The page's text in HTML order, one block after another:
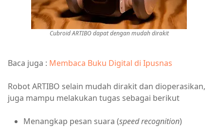
Cubroid ARTIBO dapat dengan mudah dirakit
Baca juga : Membaca Buku Digital di Ipusnas
Robot ARTIBO selain mudah dirakit dan dioperasikan,
juga mampu melakukan tugas sebagai berikut
Menangkap pesan suara (speed recognition)